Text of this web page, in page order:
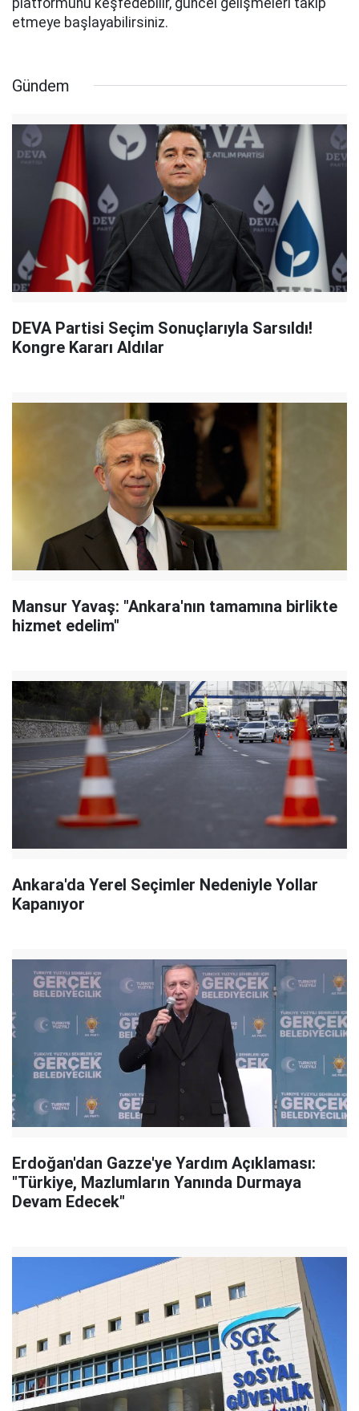
etmeye başlayabilirsiniz.
Gündem
DEVA Partisi Seçim Sonuçlarıyla Sarsıldı!
Kongre Kararı Aldılar
Mansur Yavaş: "Ankara'nın tamamına birlikte
hizmet edelim"
Ankara'da Yerel Seçimler Nedeniyle Yollar
Kapanıyor
Erdoğan'dan Gazze'ye Yardım Açıklaması:
"Türkiye, Mazlumların Yanında Durmaya
Devam Edecek"